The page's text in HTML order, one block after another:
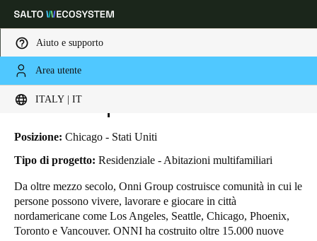
Aiuto e supporto
Area utente
ITALY | IT
Scegli la tua posizione e le impostazioni della lingua
Global
Germany
HOME INDUSTRIE
ONNI GROUP—369 GRAND
Onni Group—369 Grand
Posizione: Chicago - Stati Uniti
Tipo di progetto: Residenziale - Abitazioni multifamiliari
Da oltre mezzo secolo, Onni Group costruisce comunità in cui le
persone possono vivere, lavorare e giocare in città
nordamericane come Los Angeles, Seattle, Chicago, Phoenix,
Toronto e Vancouver. ONNI ha costruito oltre 15.000 nuove